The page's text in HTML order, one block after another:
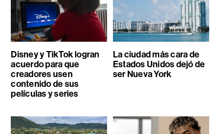
Disney y TikTok logran
acuerdo para que
creadores usen
contenido de sus
películas y series
La ciudad más cara de
Estados Unidos dejó de
ser Nueva York